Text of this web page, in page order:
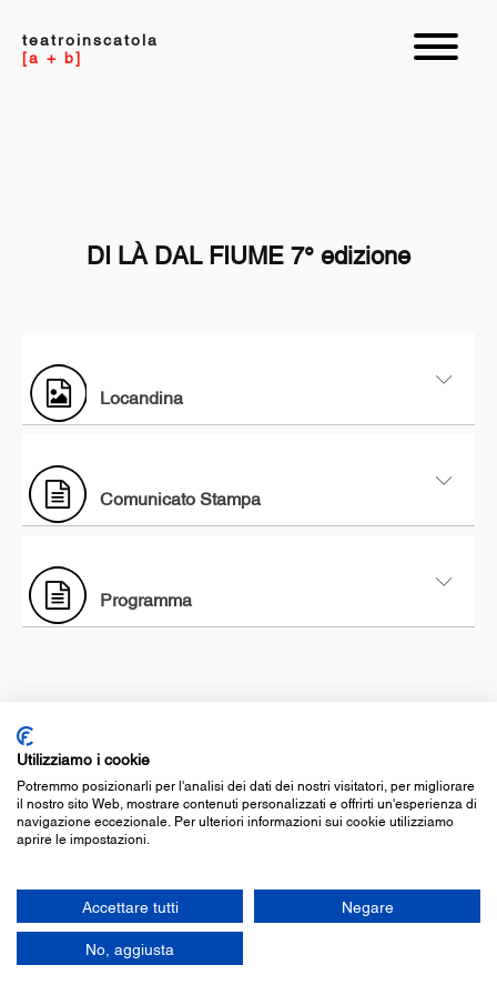
teatroinscatola
[a + b]
DI LÀ DAL FIUME 7° edizione
Locandina
Comunicato Stampa
Programma
cookie policy-privacy policy
legge 124/17
Utilizziamo i cookie
Potremmo posizionarli per l'analisi dei dati dei nostri visitatori, per migliorare
il nostro sito Web, mostrare contenuti personalizzati e offrirti un'esperienza di
navigazione eccezionale. Per ulteriori informazioni sui cookie utilizziamo
aprire le impostazioni.
Accettare tutti Negare
No, aggiusta